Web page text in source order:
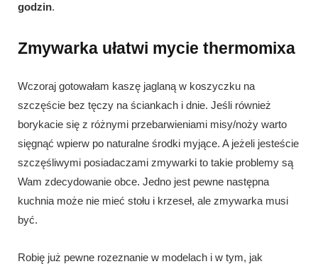
godzin.
Zmywarka ułatwi mycie thermomixa
Wczoraj gotowałam kaszę jaglaną w koszyczku na
szczęście bez tęczy na ściankach i dnie. Jeśli również
borykacie się z różnymi przebarwieniami misy/noży warto
sięgnąć wpierw po naturalne środki myjące. A jeżeli jesteście
szczęśliwymi posiadaczami zmywarki to takie problemy są
Wam zdecydowanie obce. Jedno jest pewne następna
kuchnia może nie mieć stołu i krzeseł, ale zmywarka musi
być.
Robię już pewne rozeznanie w modelach i w tym, jak